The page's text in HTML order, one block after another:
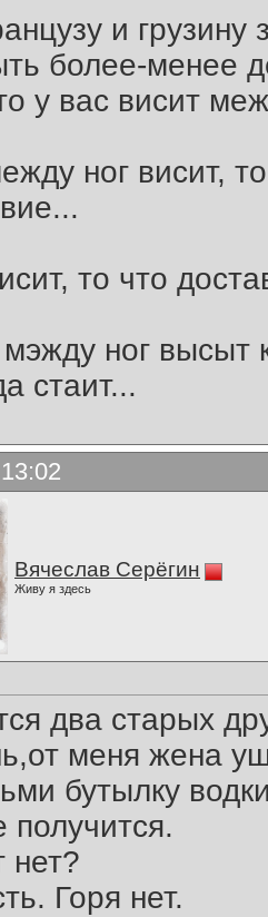
и грузину
более-менее
у вас висит
ног висит,
то что
ног
стаит...
Вячеслав Серёгин
Живу я здесь
два старых
меня жена
бутылку
получится.
нет?
Горя нет.